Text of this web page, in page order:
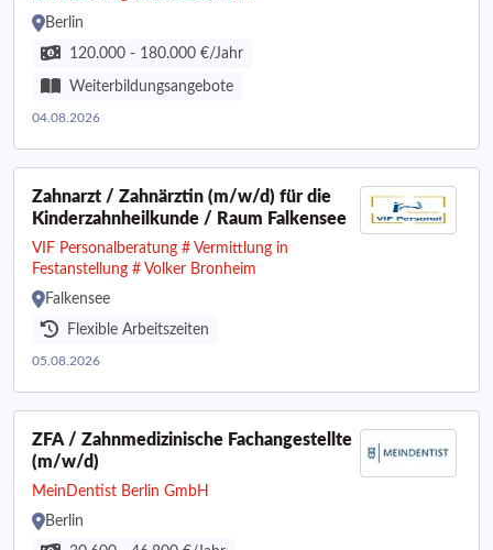
Berlin
120.000 - 180.000 €/Jahr
Weiterbildungsangebote
04.08.2026
Zahnarzt / Zahnärztin (m/w/d) für die
Kinderzahnheilkunde / Raum Falkensee
VIF Personalberatung # Vermittlung in
Festanstellung # Volker Bronheim
Falkensee
Flexible Arbeitszeiten
05.08.2026
ZFA / Zahnmedizinische Fachangestellte
(m/w/d)
MeinDentist Berlin GmbH
Berlin